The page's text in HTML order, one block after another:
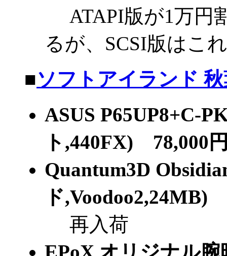
ATAPI版が1万円
るが、SCSI版はこ
■ソフトアイランド
ASUS P65UP8+C-
ト,440FX) 78,000
Quantum3D
ド,Voodoo2,24MB)
再入荷